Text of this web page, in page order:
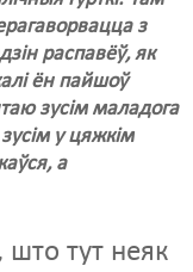
з
распавёў, як
ён пайшоў
зусім маладога
у цяжкім
а
што тут неяк